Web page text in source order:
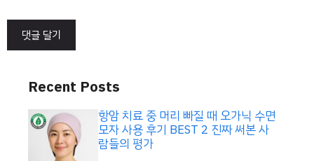
Recent Posts
항암 치료 중 머리 빠질 때 오가닉 수면
모자 사용 후기 BEST 2 진짜 써본 사
람들의 평가